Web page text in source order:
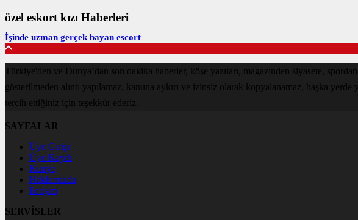
özel eskort kızı Haberleri
İşinde uzman gerçek bayan escort
Türkiye'den ve Dünya’dan son dakika haberler, köşe yazıları, magazinden siyasete,
gösterilmeden alıntı yapılamaz, kanuna aykırı ve izinsiz olarak kopyalanamaz, başka
tercih ettiğiniz için teşekkür ederiz.
SAYFALAR
Üye Girişi
Üye Kaydı
Künye
Hakkımızda
İletişim
SERVİSLER